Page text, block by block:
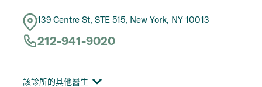
139 Centre St, STE 515, New York, NY 10013
212-941-9020
該診所的其他醫生